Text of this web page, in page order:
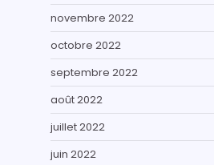
novembre 2022
octobre 2022
septembre 2022
août 2022
juillet 2022
juin 2022